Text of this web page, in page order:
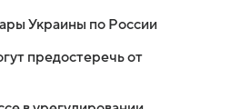
Украины по России
предостеречь от